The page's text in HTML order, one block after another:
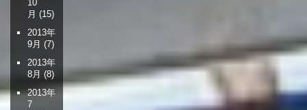
10
月 (15)
2013年
9月 (7)
2013年
8月 (8)
2013年
7